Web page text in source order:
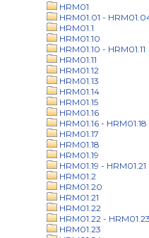
HRM01
HRM01.01 -
HRM01.1
HRM01.10
HRM01.10 - HRM01.11
HRM01.11
HRM01.12
HRM01.13
HRM01.14
HRM01.15
HRM01.16
HRM01.16 - HRM01.18
HRM01.17
HRM01.18
HRM01.19
HRM01.19 - HRM01.21
HRM01.2
HRM01.20
HRM01.21
HRM01.22
HRM01.22 -
HRM01.23